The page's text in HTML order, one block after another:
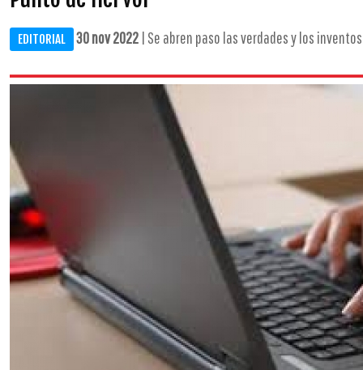
EDITORIAL 30 nov 2022 | Se abren paso las verdades y los